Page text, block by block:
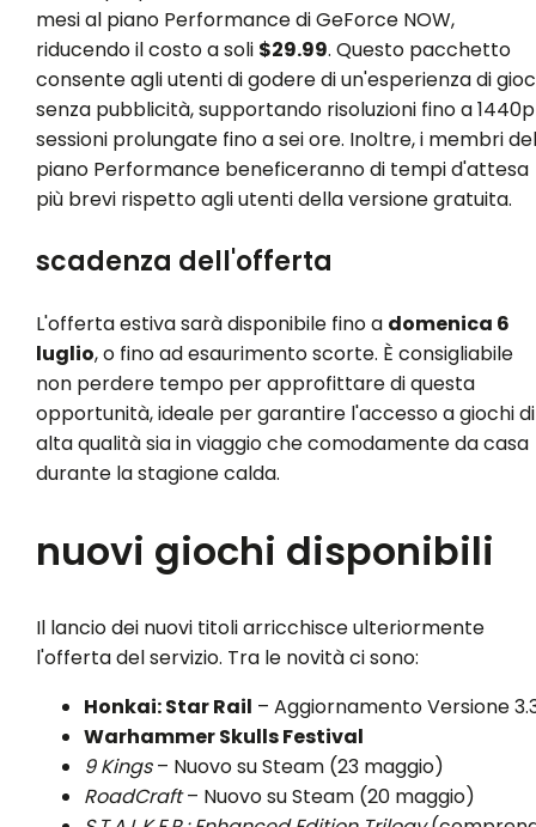
mesi al piano Performance di GeForce NOW,
riducendo il costo a soli $29.99. Questo pacchetto
consente agli utenti di godere di un'esperienza di
senza pubblicità, supportando risoluzioni fino a
sessioni prolungate fino a sei ore. Inoltre, i membri del
piano Performance beneficeranno di tempi d'attesa
più brevi rispetto agli utenti della versione gratuita.
scadenza dell'offerta
L'offerta estiva sarà disponibile fino a domenica 6
luglio, o fino ad esaurimento scorte. È consigliabile
non perdere tempo per approfittare di questa
opportunità, ideale per garantire l'accesso a giochi di
alta qualità sia in viaggio che comodamente da casa
durante la stagione calda.
nuovi giochi disponibili
Il lancio dei nuovi titoli arricchisce ulteriormente
l'offerta del servizio. Tra le novità ci sono:
Honkai: Star Rail – Aggiornamento Versione
Warhammer Skulls Festival
9 Kings– Nuovo su Steam (23 maggio)
RoadCraft– Nuovo su Steam (20 maggio)